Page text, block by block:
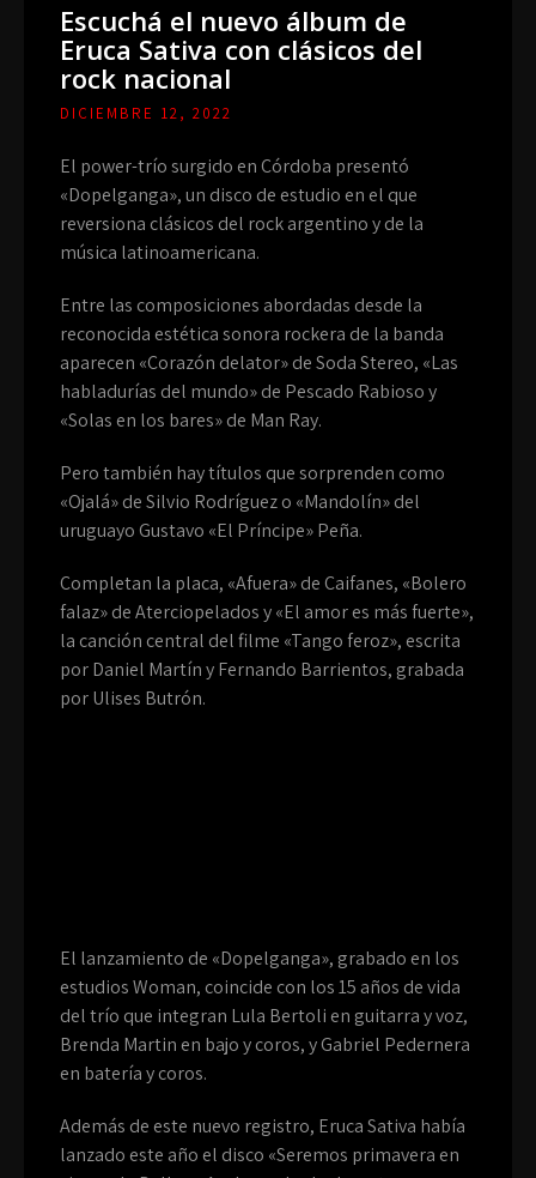
Escuchá el nuevo álbum de
Eruca Sativa con clásicos del
rock nacional
DICIEMBRE 12, 2022
El power-trío surgido en Córdoba presentó
«Dopelganga», un disco de estudio en el que
reversiona clásicos del rock argentino y de la
música latinoamericana.
Entre las composiciones abordadas desde la
reconocida estética sonora rockera de la banda
aparecen «Corazón delator» de Soda Stereo, «Las
habladurías del mundo» de Pescado Rabioso y
«Solas en los bares» de Man Ray.
Pero también hay títulos que sorprenden como
«Ojalá» de Silvio Rodríguez o «Mandolín» del
uruguayo Gustavo «El Príncipe» Peña.
Completan la placa, «Afuera» de Caifanes, «Bolero
falaz» de Aterciopelados y «El amor es más fuerte»,
la canción central del filme «Tango feroz», escrita
por Daniel Martín y Fernando Barrientos, grabada
por Ulises Butrón.
El lanzamiento de «Dopelganga», grabado en los
estudios Woman, coincide con los 15 años de vida
del trío que integran Lula Bertoli en guitarra y voz,
Brenda Martin en bajo y coros, y Gabriel Pedernera
en batería y coros.
Además de este nuevo registro, Eruca Sativa había
lanzado este año el disco «Seremos primavera en